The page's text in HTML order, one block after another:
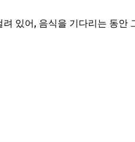
있어, 음식을 기다리는 동안